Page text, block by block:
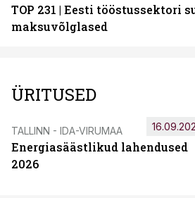
TOP 231 | Eesti tööstussektori
maksuvõlglased
ÜRITUSED
TALLINN - IDA-VIRUMAA
Energiasäästlikud lahendused
2026